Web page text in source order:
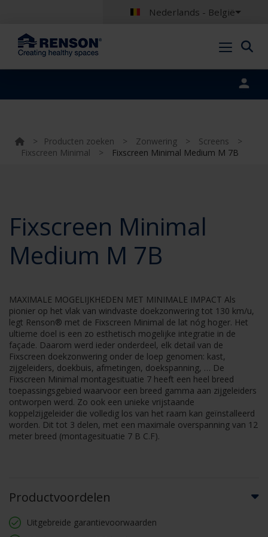
Nederlands - België
> Producten zoeken > Zonwering > Screens
>
Fixscreen Minimal
> Fixscreen Minimal Medium M 7B
Fixscreen Minimal
Medium M 7B
MAXIMALE MOGELIJKHEDEN MET MINIMALE IMPACT Als
pionier op het vlak van windvaste doekzonwering tot 130 km/u,
legt Renson® met de Fixscreen Minimal de lat nóg hoger. Het
ultieme doel is een zo esthetisch mogelijke integratie in de
façade. Daarom werd ieder onderdeel, elk detail van de
Fixscreen doekzonwering onder de loep genomen: kast,
zijgeleiders, doekbuis, afmetingen, doekspanning, … De
Fixscreen Minimal montagesituatie 7 heeft een heel breed
toepassingsgebied waarvoor een breed gamma aan zijgeleiders
ontworpen werd. Zo ook een unieke vrijstaande
koppelzijgeleider die volledig los van het raam kan geïnstalleerd
worden. Dit tot 3 delen, met een maximale overspanning van 12
meter breed (montagesituatie 7 B C.F).
Productvoordelen
Uitgebreide garantievoorwaarden